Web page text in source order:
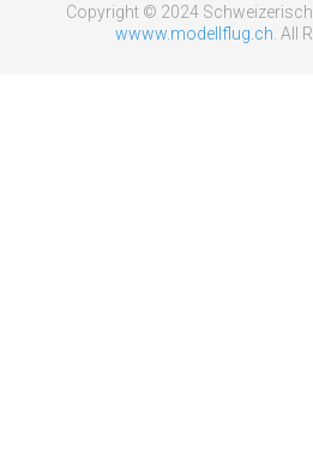
Copyright © 2024
wwww.modellflug.ch . All